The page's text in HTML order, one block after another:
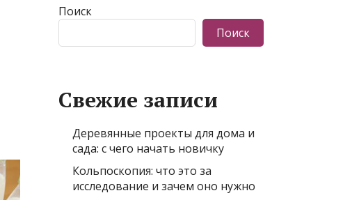
Поиск
Поиск
Свежие записи
Деревянные проекты для дома и
сада: с чего начать новичку
Кольпоскопия: что это за
исследование и зачем оно нужно